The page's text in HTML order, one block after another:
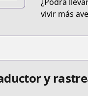
episode/
vivir más
y